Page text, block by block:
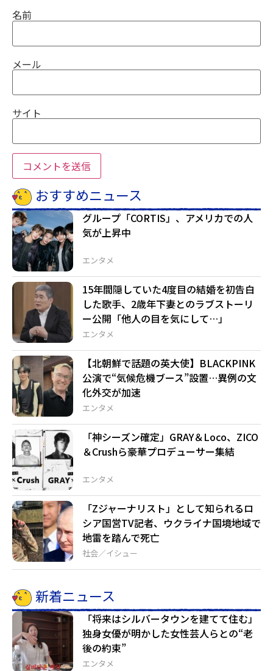
名前
メール
サイト
おすすめニュース
エンタメ
グループ「CORTIS」、アメリカでの人
気が上昇中
エンタメ
15年間隠していた4度目の結婚を初告白
した歌手、2歳年下妻とのラブストーリ
ー公開「他人の目を気にして…」
エンタメ
【北朝鮮で話題の英大使】BLACKPINK
公演で“気候危機ブース”設置…異例の文
化外交が加速
エンタメ
「神シーズン確定」GRAY＆Loco、ZICO
＆Crushら豪華プロデューサー集結
社会／イシュー
「Zジャーナリスト」として知られるロ
シア国営TV記者、ウクライナ国境地域で
地雷を踏んで死亡
新着ニュース
エンタメ
「将来はシルバータウンを建てて住む」
独身女優が明かした女性芸人らとの“老
後の約束”